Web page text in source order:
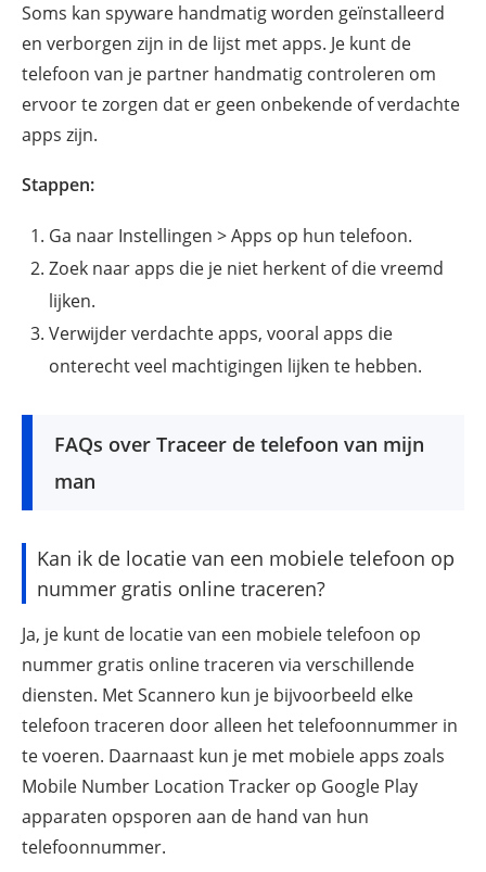
Soms kan spyware handmatig worden geïnstalleerd
en verborgen zijn in de lijst met apps. Je kunt de
telefoon van je partner handmatig controleren om
ervoor te zorgen dat er geen onbekende of verdachte
apps zijn.
Stappen:
Ga naar Instellingen > Apps op hun telefoon.
Zoek naar apps die je niet herkent of die vreemd
lijken.
Verwijder verdachte apps, vooral apps die
onterecht veel machtigingen lijken te hebben.
FAQs over Traceer de telefoon van mijn
man
Kan ik de locatie van een mobiele telefoon op
nummer gratis online traceren?
Ja, je kunt de locatie van een mobiele telefoon op
nummer gratis online traceren via verschillende
diensten. Met Scannero kun je bijvoorbeeld elke
telefoon traceren door alleen het telefoonnummer in
te voeren. Daarnaast kun je met mobiele apps zoals
Mobile Number Location Tracker op Google Play
apparaten opsporen aan de hand van hun
telefoonnummer.